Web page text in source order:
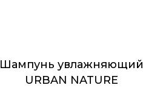
Шампунь увлажняющий
URBAN NATURE